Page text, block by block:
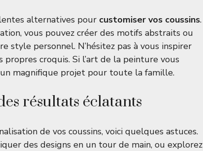
alternatives pour customiser vos coussins.
vous pouvez créer des motifs abstraits ou
style personnel. N’hésitez pas à vous inspirer
croquis. Si l’art de la peinture vous
magnifique projet pour toute la famille.
résultats éclatants
de vos coussins, voici quelques astuces.
des designs en un tour de main, ou explorez